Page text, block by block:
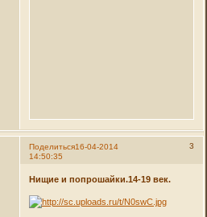
Поделиться 3
16-04-2014
14:50:35
Нищие и попрошайки.14-19 век.